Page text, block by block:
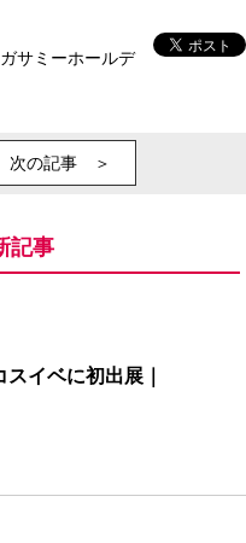
サミーホールデ
次の記事 ＞
記事
イベに初出展｜